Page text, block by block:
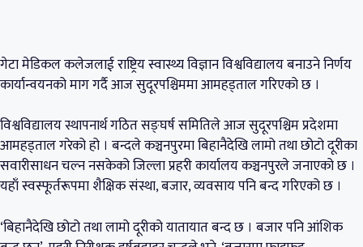
गेटा मेडिकल कलेजलाई राष्ट्रिय स्वास्थ्य विज्ञान विश्वविद्यालय बनाउने निर्णय
कार्यान्वयनको माग गर्दै आज सुदूरपश्चिममा आमहड्ताल गरिएको छ ।
विश्वविद्यालय स्थापनार्थ गठित सङ्घर्ष समितिले आज सुदूरपश्चिम प्रदेशमा
आमहड्ताल गरेको हो । बन्दले कञ्चनपुरमा बिहानैदेखि लामो तथा छोटो दूरीका
सवारीसाधन चल्न नसकेको जिल्ला प्रहरी कार्यालय कञ्चनपुरले जनाएको छ ।
यहाँस्वस्फूर्तरूपमाशैक्षिक संस्था, बजार, व्यवसाय पनि बन्द गरिएको छ ।
‘बिहानैदेखि छोटो तथा लामो दूरीको यातायात बन्द छ । बजार पनि आंशिक